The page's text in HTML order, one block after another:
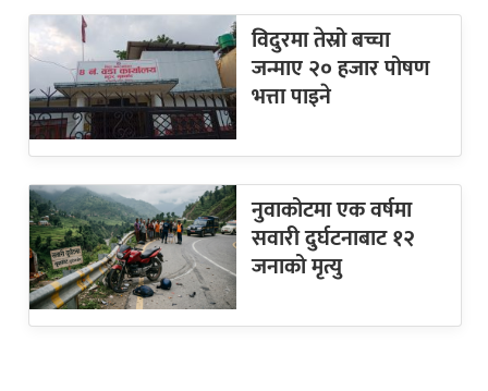
विदुरमा तेस्रो बच्चा
जन्माए २० हजार पोषण
भत्ता पाइने
नुवाकोटमा एक वर्षमा
सवारी दुर्घटनाबाट १२
जनाको मृत्यु